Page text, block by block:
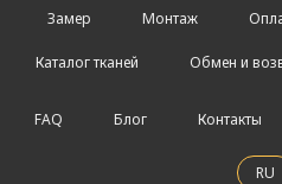
Замер Монтаж
Каталог тканей Обмен и
FAQ Блог Контакты
RU